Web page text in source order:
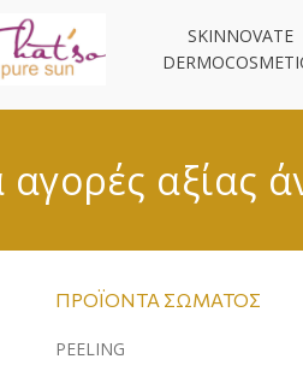
SKINNOVATE
αξίας
ΠΡΟΪΌΝΤΑ ΣΏΜΑΤΟΣ
PEELING